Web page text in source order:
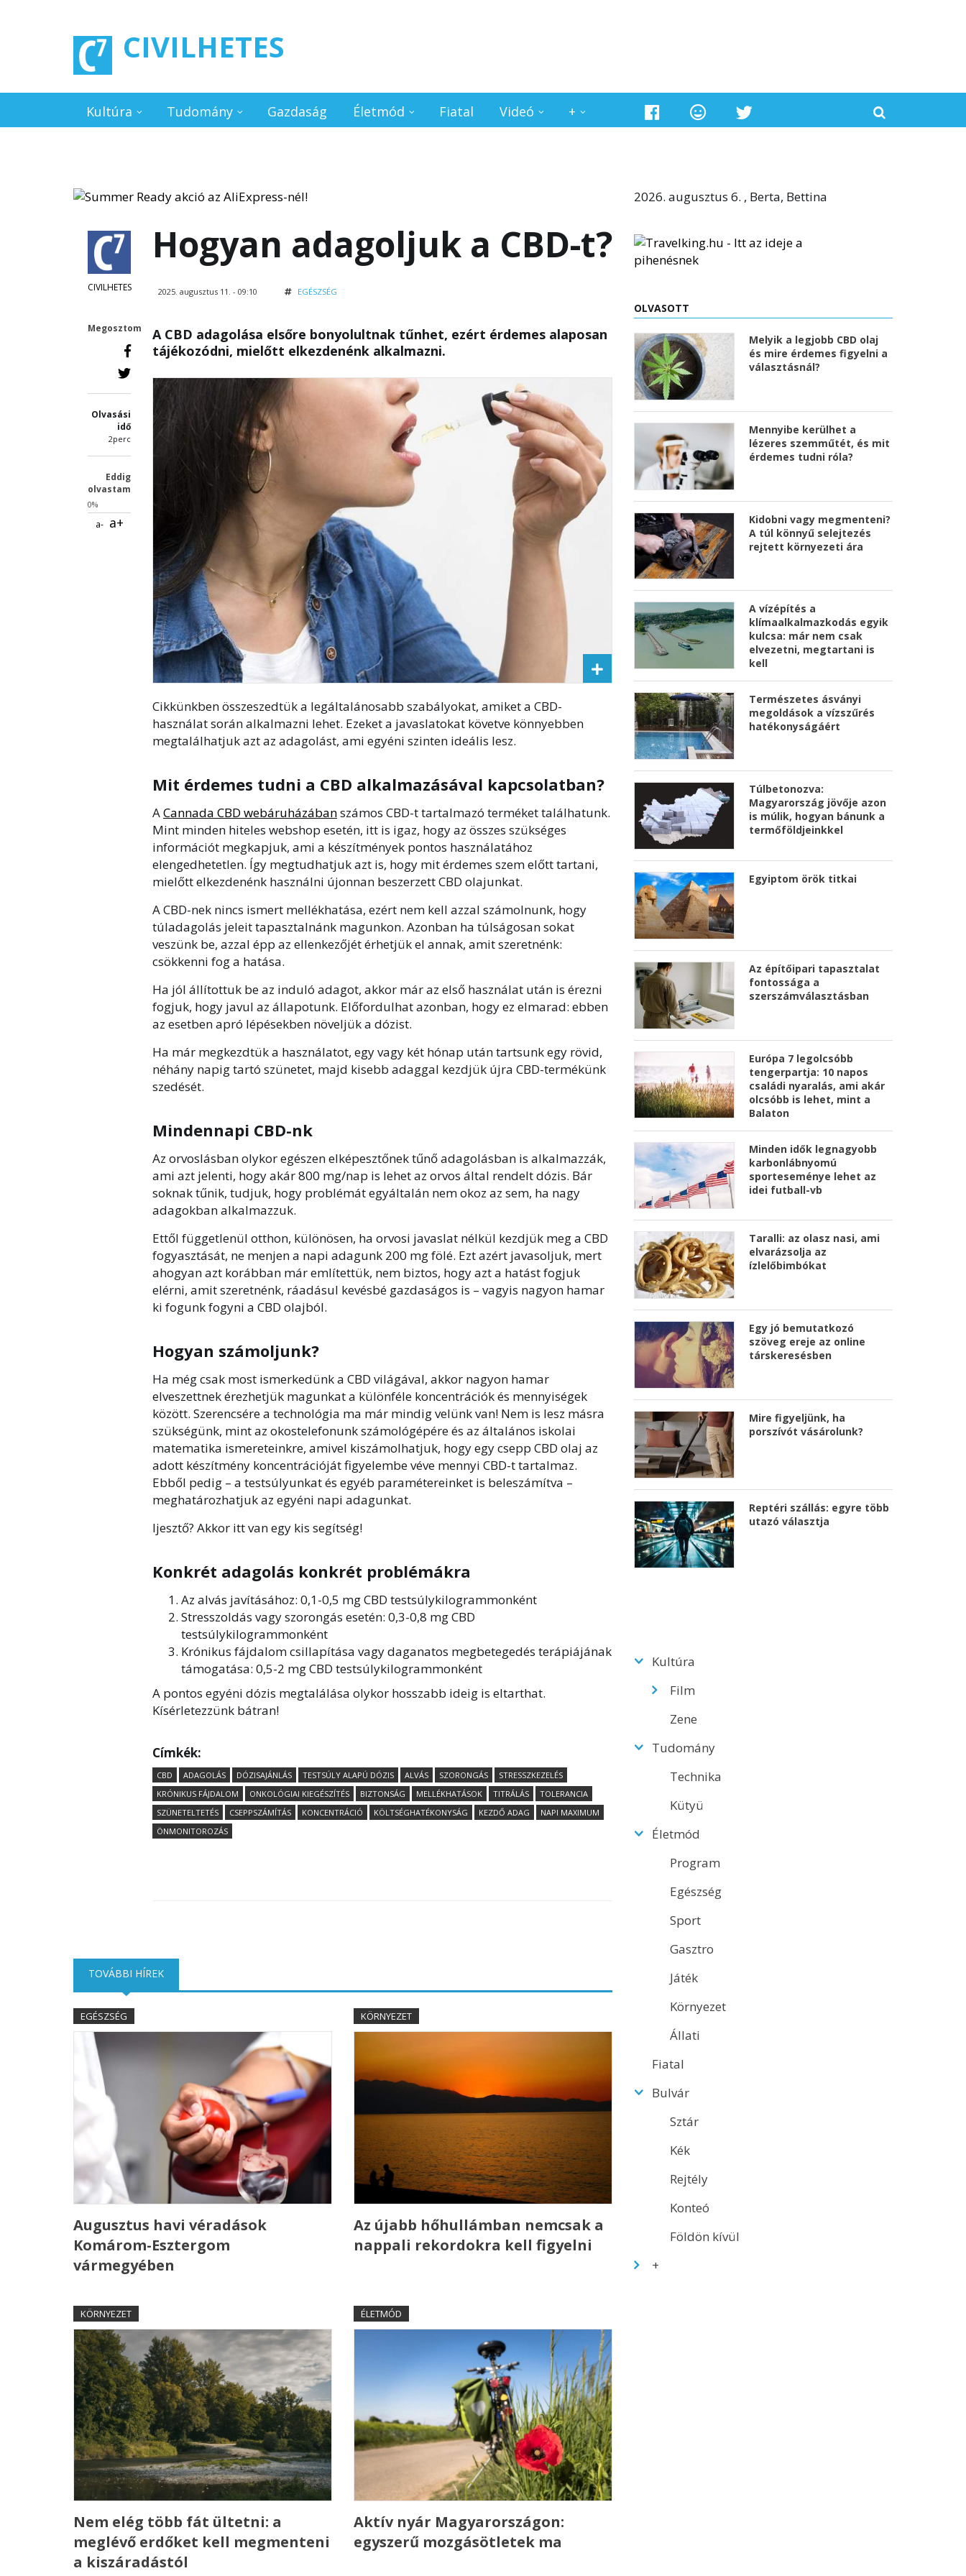
CIVILHETES
Kultúra Tudomány Gazdaság Életmód Fiatal Videó +
CIVILHETES
Megosztom
Olvasási
idő
2perc
Eddig
olvastam
0%
a- a+
Hogyan adagoljuk a CBD-t?
2025. augusztus 11. - 09:10 EGÉSZSÉG
A CBD adagolása elsőre bonyolultnak tűnhet, ezért érdemes alaposan
tájékozódni, mielőtt elkezdenénk alkalmazni.
Cikkünkben összeszedtük a legáltalánosabb szabályokat, amiket a CBD-
használat során alkalmazni lehet. Ezeket a javaslatokat követve könnyebben
megtalálhatjuk azt az adagolást, ami egyéni szinten ideális lesz.
Mit érdemes tudni a CBD alkalmazásával kapcsolatban?
ACannada CBD webáruházábanszámos CBD-t tartalmazó terméket találhatunk.
Mint minden hiteles webshop esetén, itt is igaz, hogy az összes szükséges
információt megkapjuk, ami a készítmények pontos használatához
elengedhetetlen. Így megtudhatjuk azt is, hogy mit érdemes szem előtt tartani,
mielőtt elkezdenénk használni újonnan beszerzett CBD olajunkat.
A CBD-nek nincs ismert mellékhatása, ezért nem kell azzal számolnunk, hogy
túladagolás jeleit tapasztalnánk magunkon. Azonban ha túlságosan sokat
veszünk be, azzal épp az ellenkezőjét érhetjük el annak, amit szeretnénk:
csökkenni fog a hatása.
Ha jól állítottuk be az induló adagot, akkor már az első használat után is érezni
fogjuk, hogy javul az állapotunk. Előfordulhat azonban, hogy ez elmarad: ebben
az esetben apró lépésekben növeljük a dózist.
Ha már megkezdtük a használatot, egy vagy két hónap után tartsunk egy rövid,
néhány napig tartó szünetet, majd kisebb adaggal kezdjük újra CBD-termékünk
szedését.
Mindennapi CBD-nk
Az orvoslásban olykor egészen elképesztőnek tűnő adagolásban is alkalmazzák,
ami azt jelenti, hogy akár 800 mg/nap is lehet az orvos által rendelt dózis. Bár
soknak tűnik, tudjuk, hogy problémát egyáltalán nem okoz az sem, ha nagy
adagokban alkalmazzuk.
Ettől függetlenül otthon, különösen, ha orvosi javaslat nélkül kezdjük meg a CBD
fogyasztását, ne menjen a napi adagunk 200 mg fölé. Ezt azért javasoljuk, mert
ahogyan azt korábban már említettük, nem biztos, hogy azt a hatást fogjuk
elérni, amit szeretnénk, ráadásul kevésbé gazdaságos is – vagyis nagyon hamar
ki fogunk fogyni a CBD olajból.
Hogyan számoljunk?
Ha még csak most ismerkedünk a CBD világával, akkor nagyon hamar
elveszettnek érezhetjük magunkat a különféle koncentrációk és mennyiségek
között. Szerencsére a technológia ma már mindig velünk van! Nem is lesz másra
szükségünk, mint az okostelefonunk számológépére és az általános iskolai
matematika ismereteinkre, amivel kiszámolhatjuk, hogy egy csepp CBD olaj az
adott készítmény koncentrációját figyelembe véve mennyi CBD-t tartalmaz.
Ebből pedig – a testsúlyunkat és egyéb paramétereinket is beleszámítva –
meghatározhatjuk az egyéni napi adagunkat.
Ijesztő? Akkor itt van egy kis segítség!
Konkrét adagolás konkrét problémákra
Az alvás javításához: 0,1-0,5 mg CBD testsúlykilogrammonként
Stresszoldás vagy szorongás esetén: 0,3-0,8 mg CBD
testsúlykilogrammonként
Krónikus fájdalom csillapítása vagy daganatos megbetegedés terápiájának
támogatása: 0,5-2 mg CBD testsúlykilogrammonként
A pontos egyéni dózis megtalálása olykor hosszabb ideig is eltarthat.
Kísérletezzünk bátran!
Címkék:
CBD ADAGOLÁS DÓZISAJÁNLÁS TESTSÚLY ALAPÚ DÓZIS ALVÁS SZORONGÁS
STRESSZKEZELÉS
KRÓNIKUS FÁJDALOM
ONKOLÓGIAI KIEGÉSZÍTÉS BIZTONSÁG MELLÉKHATÁSOK TITRÁLÁS
TOLERANCIA
SZÜNETELTETÉS
CSEPPSZÁMÍTÁS KONCENTRÁCIÓ KÖLTSÉGHATÉKONYSÁG KEZDŐ ADAG
NAPI MAXIMUM
ÖNMONITOROZÁS
TOVÁBBI HÍREK
EGÉSZSÉG
Augusztus havi véradások
Komárom-Esztergom
vármegyében
KÖRNYEZET
Az újabb hőhullámban nemcsak a
nappali rekordokra kell figyelni
KÖRNYEZET
Nem elég több fát ültetni: a
meglévő erdőket kell megmenteni
a kiszáradástól
ÉLETMÓD
Aktív nyár Magyarországon:
egyszerű mozgásötletek ma
2026. augusztus 6. , Berta, Bettina
OLVASOTT
Melyik a legjobb CBD olaj
és mire érdemes figyelni a
választásnál?
Mennyibe kerülhet a
lézeres szemműtét, és mit
érdemes tudni róla?
Kidobni vagy megmenteni?
A túl könnyű selejtezés
rejtett környezeti ára
A vízépítés a
klímaalkalmazkodás egyik
kulcsa: már nem csak
elvezetni, megtartani is
kell
Természetes ásványi
megoldások a vízszűrés
hatékonyságáért
Túlbetonozva:
Magyarország jövője azon
is múlik, hogyan bánunk a
termőföldjeinkkel
Egyiptom örök titkai
Az építőipari tapasztalat
fontossága a
szerszámválasztásban
Európa 7 legolcsóbb
tengerpartja: 10 napos
családi nyaralás, ami akár
olcsóbb is lehet, mint a
Balaton
Minden idők legnagyobb
karbonlábnyomú
sporteseménye lehet az
idei futball-vb
Taralli: az olasz nasi, ami
elvarázsolja az
ízlelőbimbókat
Egy jó bemutatkozó
szöveg ereje az online
társkeresésben
Mire figyeljünk, ha
porszívót vásárolunk?
Reptéri szállás: egyre több
utazó választja
Kultúra
Film
Zene
Tudomány
Technika
Kütyü
Életmód
Program
Egészség
Sport
Gasztro
Játék
Környezet
Állati
Fiatal
Bulvár
Sztár
Kék
Rejtély
Konteó
Földön kívül
+